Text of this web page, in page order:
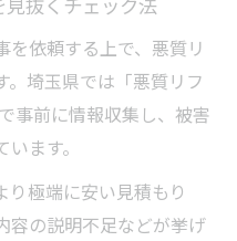
を依頼する上で、悪質リ
。埼玉県では「悪質リフ
事前に情報収集し、被害
ます。
極端に安い見積もり
容の説明不足などが挙げ